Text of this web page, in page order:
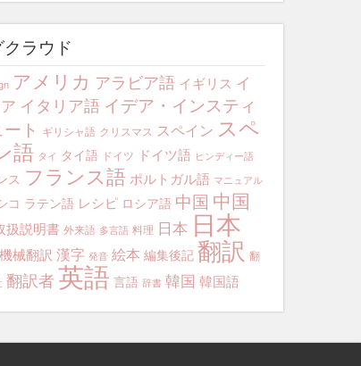
クラウド
アメリカ アラビア語 イギリス イ
イタリア語 イデア・インスティ
ト
ギリシャ語 クリスマス スペイン スペ
語 タイ タイ語 ドイツ ドイツ語 ヒンディー語
ス フランス語 ポルトガル語 マニュアル
コ ラテン語 レシピ ロシア語 中国 中国
扱説明書 外来語 多言語 料理 日本 日本
機械翻訳 漢字 発音 絵本 編集後記 翻訳 翻
翻訳者 英語 言語 辞書 韓国 韓国語